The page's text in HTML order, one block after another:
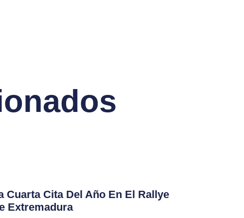
Cuarta Cita Del Año En El Rallye
Extremadura